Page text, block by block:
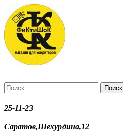
Поиск
25-11-23
Саратов,Шехурдина,12